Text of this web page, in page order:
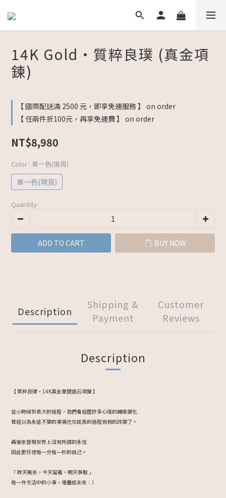
14K Gold・質粹良璞 (真金項
鍊)
【 國際配送滿 2500 元，即享免運服務 】 on order
【 任兩件折100元，再享免運費 】 on order
NT$8,980
Color : 單一色(現貨)
單一色(現貨)
Quantity
ADD TO CART BUY NOW
Description
Shipping &
Payment
Customer
Reviews
Description
【 質粹良璞・14K真金單鑽鋯石項鍊 】
從小時候到長大的過程，我們會經歷許多心境的轉換變化
曾經以為永遠不變的事情也在成長的過程悄悄的改變了。
再後來發現世界上沒有所謂的永恆
因此更珍惜每一分每一秒的自己。
「 昨天刪去，今天留著，明天爭取 」
每一件生活中的小事，堆疊成未來：）